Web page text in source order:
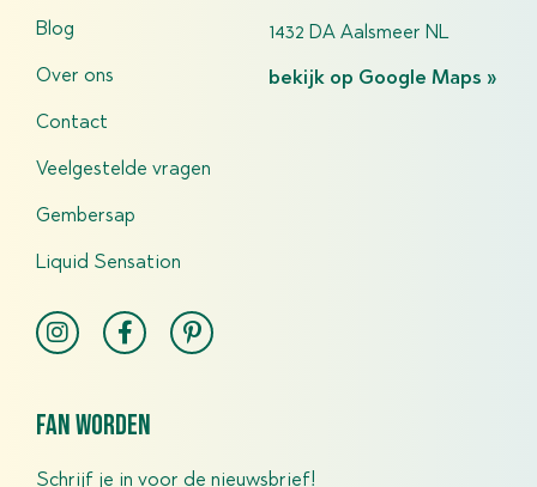
Blog
Over ons
Contact
Veelgestelde vragen
Gembersap
Liquid Sensation
1432 DA Aalsmeer NL
bekijk op Google Maps »
fan worden
Schrijf je in voor de nieuwsbrief!